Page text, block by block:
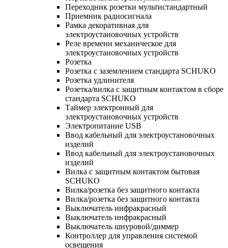
Переходник розетки мультистандартный
Приемник радиосигнала
Рамка декоративная для
электроустановочных устройств
Реле времени механическое для
электроустановочных устройств
Розетка
Розетка с заземлением стандарта SCHUKO
Розетка удлинителя
Розетка/вилка с защитным контактом в сборе
стандарта SCHUKO
Таймер электронный для
электроустановочных устройств
Электропитание USB
Ввод кабельный для электроустановочных
изделий
Ввод кабельный для электроустановочных
изделий
Вилка с защитным контактом бытовая
SCHUKO
Вилка/розетка без защитного контакта
Вилка/розетка без защитного контакта
Выключатель инфракрасный
Выключатель инфракрасный
Выключатель шнуровой/диммер
Контроллер для управления системой
освещения